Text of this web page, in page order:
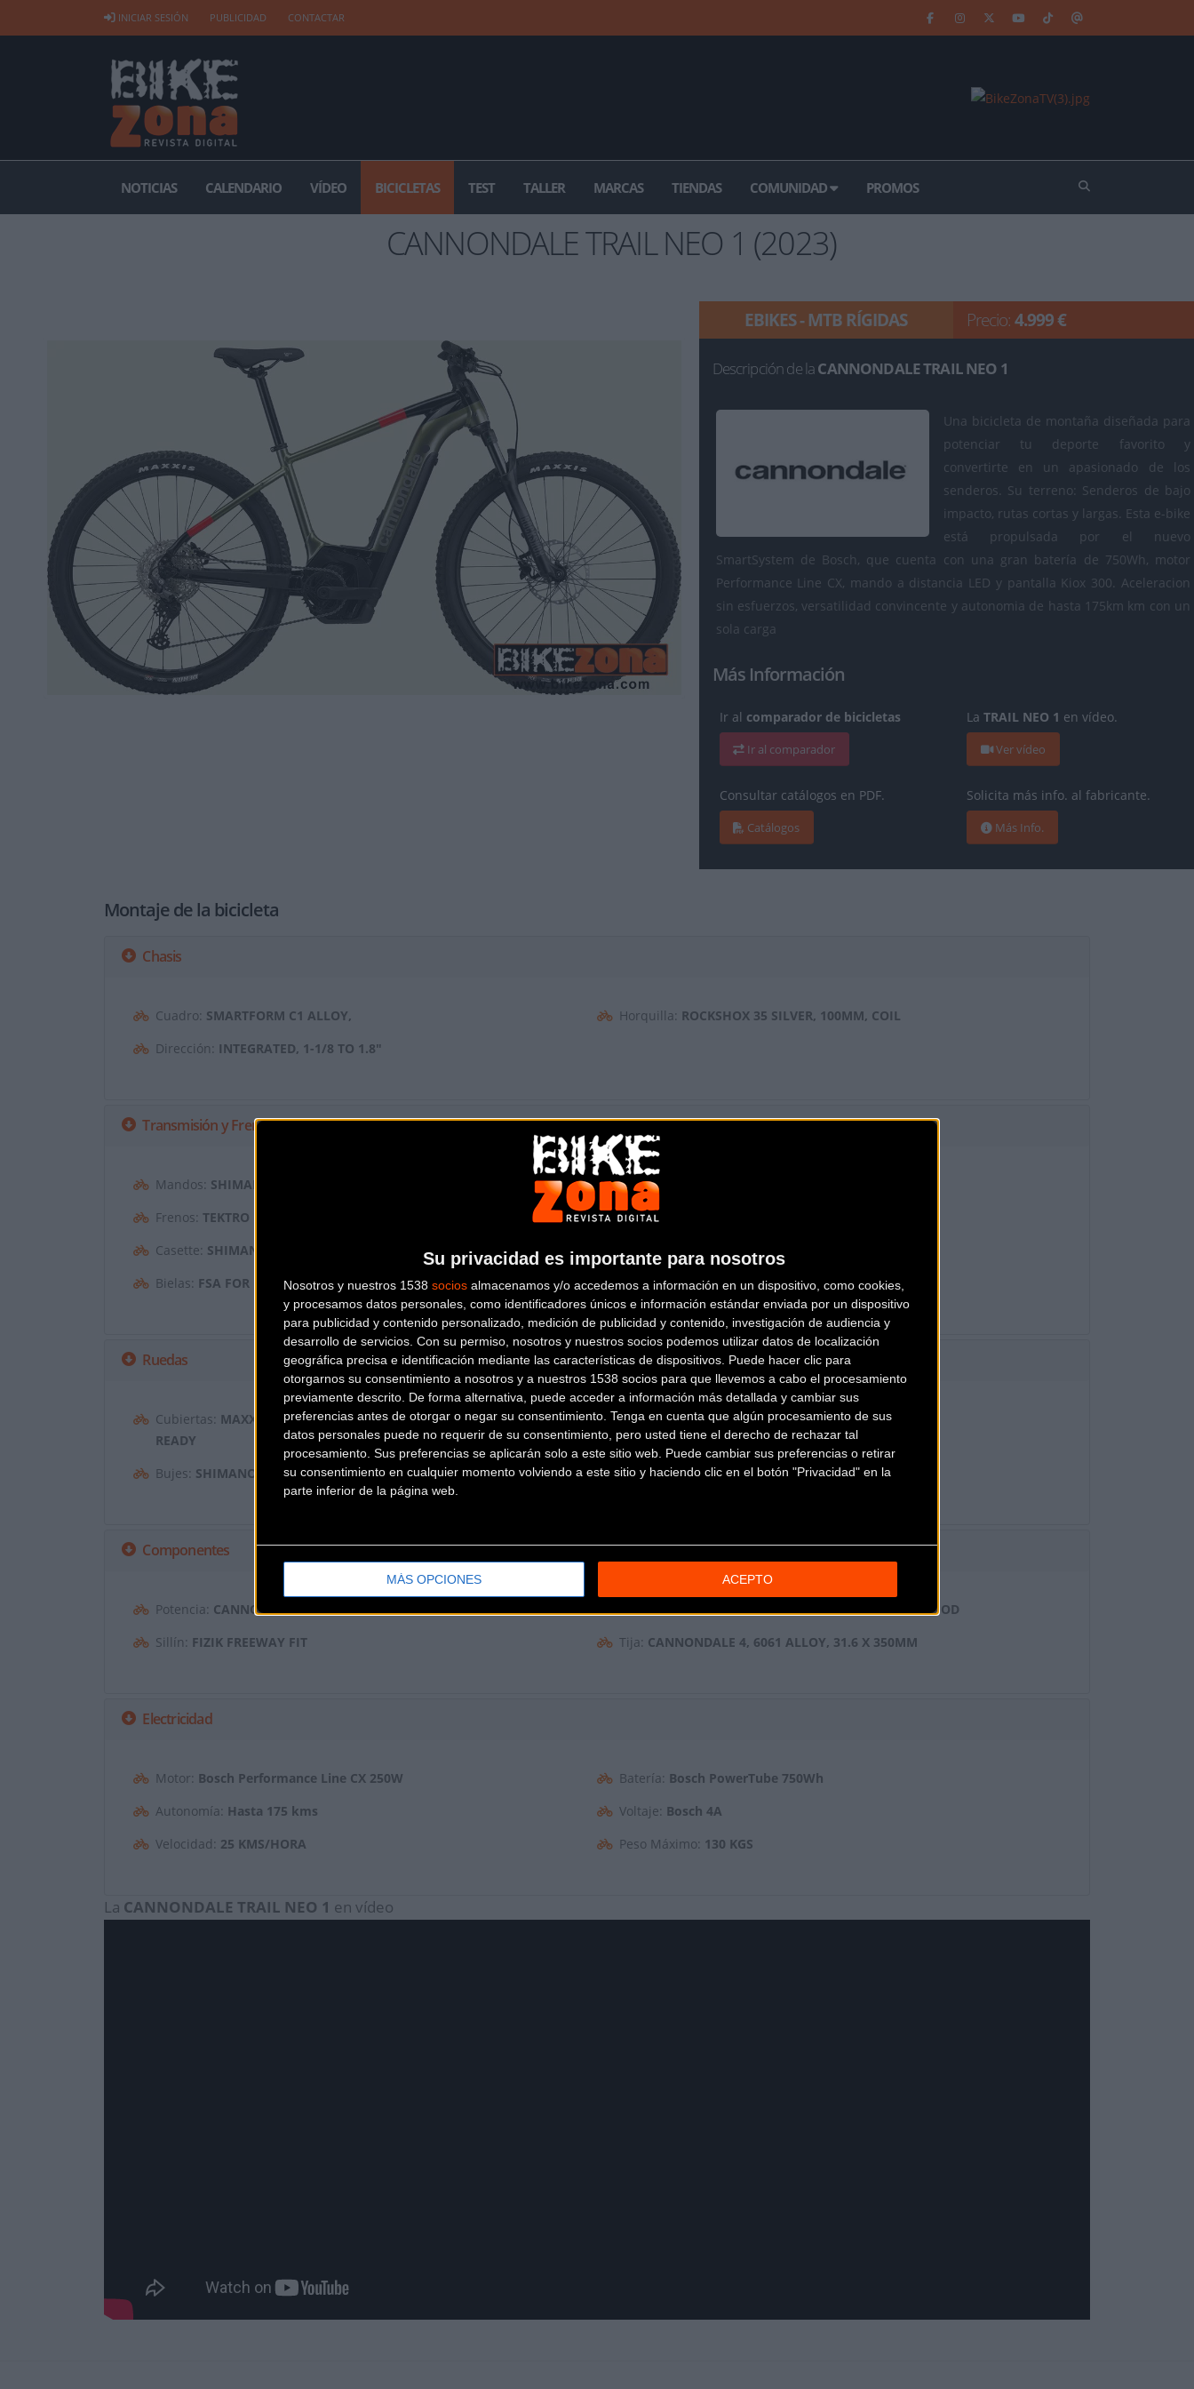
Su privacidad es importante para nosotros
Nosotros y nuestros 1538 socios almacenamos y/o accedemos a información en un dispositivo, como cookies,
y procesamos datos personales, como identificadores únicos e información estándar enviada por un dispositivo
para publicidad y contenido personalizado, medición de publicidad y contenido, investigación de audiencia y
desarrollo de servicios. Con su permiso, nosotros y nuestros socios podemos utilizar datos de localización
geográfica precisa e identificación mediante las características de dispositivos. Puede hacer clic para
otorgarnos su consentimiento a nosotros y a nuestros 1538 socios para que llevemos a cabo el procesamiento
previamente descrito. De forma alternativa, puede acceder a información más detallada y cambiar sus
preferencias antes de otorgar o negar su consentimiento. Tenga en cuenta que algún procesamiento de sus
datos personales puede no requerir de su consentimiento, pero usted tiene el derecho de rechazar tal
procesamiento. Sus preferencias se aplicarán solo a este sitio web. Puede cambiar sus preferencias o retirar
su consentimiento en cualquier momento volviendo a este sitio y haciendo clic en el botón "Privacidad" en la
parte inferior de la página web.
MÁS OPCIONES ACEPTO
INICIAR SESIÓN PUBLICIDAD CONTACTAR
NOTICIAS CALENDARIO VÍDEO BICICLETAS TEST TALLER MARCAS TIENDAS COMUNIDAD PROMOS
CANNONDALE TRAIL NEO 1 (2023)
EBIKES - MTB RÍGIDAS Precio:4.999 €
Descripción de laCANNONDALE TRAIL NEO 1
Una bicicleta de montaña diseñada para
potenciar tu deporte favorito y
convertirte en un apasionado de los
senderos. Su terreno: Senderos de bajo
impacto, rutas cortas y largas. Esta e-bike
está propulsada por el nuevo
SmartSystem de Bosch, que cuenta con una gran batería de 750Wh, motor
Performance Line CX, mando a distancia LED y pantalla Kiox 300. Aceleracion
sin esfuerzos, versatilidad convincente y autonomia de hasta 175km km con un
sola carga
Más Información
Ir al comparador de bicicletas
Ir al comparador
La TRAIL NEO 1 en vídeo.
Ver vídeo
Consultar catálogos en PDF.
Catálogos
Solicita más info. al fabricante.
Más Info.
Montaje de la bicicleta
Chasis
Cuadro: SMARTFORM C1 ALLOY, Horquilla: ROCKSHOX 35 SILVER, 100MM, COIL
Dirección: INTEGRATED, 1-1/8 TO 1.8"
Transmisión y Frenos
Mandos: SHIMANO DEORE M6100, 12-S Cambio:
Frenos: TEKTRO M807 4-PISTON HYDRAULIC DISC Manetas:
Casette: SHIMANO DEORE M6100, 10-51, 12-S Cadena:
SHIMANO DEORE M6100, 12-S
Bielas: FSA FOR BOSCH G4
Ruedas
Cubiertas: MAXXIS REKON, 29 X 2.6" EXO PROTECTION, TUBELESS
READY
Llantas:WTB STX I30, 32H, TUBELESS READY
Bujes: SHIMANO MT400, 15X110MM THRU-AXLE
Componentes
Potencia: CANNONDALE 2, 3D FORGED 6061 ALLOY, 1-1/8" Manillar:CANNONDALE 2 RISER, 6061 ALLOY, 35MM OD
Sillín: FIZIK FREEWAY FIT Tija: CANNONDALE 4, 6061 ALLOY, 31.6 X 350MM
Electricidad
Motor: Bosch Performance Line CX 250W Batería: Bosch PowerTube 750Wh
Autonomía: Hasta 175 kms Voltaje: Bosch 4A
Velocidad: 25 KMS/HORA Peso Máximo: 130 KGS
La CANNONDALE TRAIL NEO 1 en vídeo